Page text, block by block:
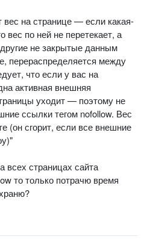
вес на странице — если какая-
вес по ней не перетекает, а
не закрытые данным
перераспределяется между
что если у вас на
активная внешняя
уходит — поэтому не
ссылки тегом nofollow. Вес
(он сгорит, если все внешние
всех страницах сайта
то только потрачю время